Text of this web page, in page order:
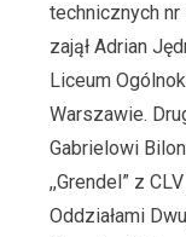
technicznych
zajął Adrian
Liceum
Warszawie.
Gabrielowi
,,Grendel” z
Oddziałami